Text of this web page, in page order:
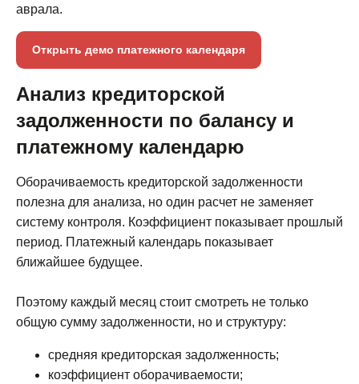
аврала.
Открыть демо платежного календаря
Анализ кредиторской
задолженности по балансу и
платежному календарю
Оборачиваемость кредиторской задолженности
полезна для анализа, но один расчет не заменяет
систему контроля. Коэффициент показывает прошлый
период. Платежный календарь показывает
ближайшее будущее.
Поэтому каждый месяц стоит смотреть не только
общую сумму задолженности, но и структуру:
средняя кредиторская задолженность;
коэффициент оборачиваемости;